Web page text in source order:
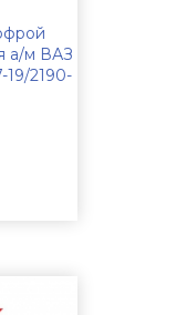
а/м ВАЗ
19/2190-